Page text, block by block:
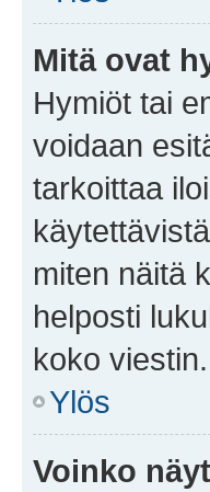
Mitä ovat
Hymiöt tai
voidaan
tarkoittaa
miten näitä
helposti
koko viestin.
Ylös
Voinko